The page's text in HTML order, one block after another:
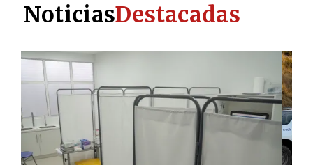
NoticiasDestacadas